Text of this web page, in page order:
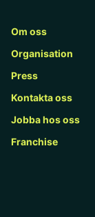
Om oss
Organisation
Press
Kontakta oss
Jobba hos oss
Franchise